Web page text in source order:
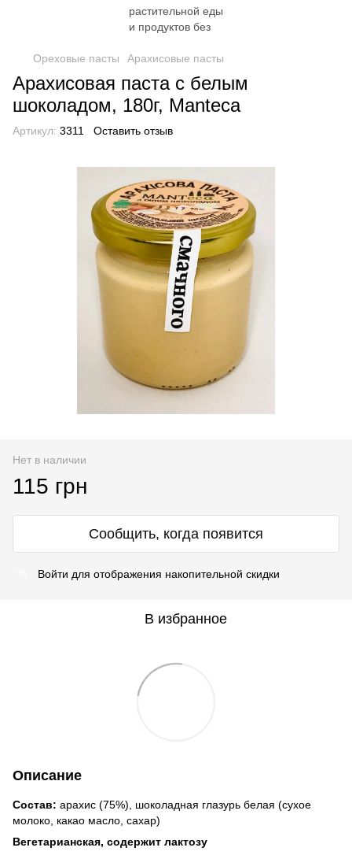
Ореховые пасты Арахисовые пасты
Арахисовая паста с белым
шоколадом, 180г, Manteca
Артикул: 3311 Оставить отзыв
Нет в наличии
115 грн
Сообщить, когда появится
Войти для отображения накопительной скидки
В избранное
Описание
Состав: арахис (75%), шоколадная глазурь белая (сухое
молоко, какао масло, сахар)
Вегетарианская, содержит лактозу